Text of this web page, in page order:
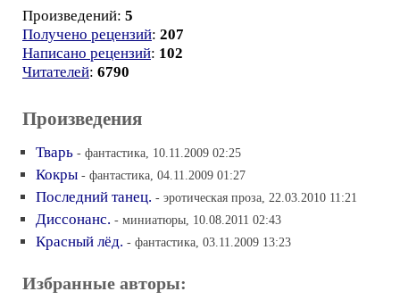
Произведений: 5
Получено рецензий: 207
Написано рецензий: 102
Читателей: 6790
Произведения
Тварь - фантастика, 10.11.2009 02:25
Кокры - фантастика, 04.11.2009 01:27
Последний танец. - эротическая проза, 22.03.2010 11:21
Диссонанс. - миниатюры, 10.08.2011 02:43
Красный лёд. - фантастика, 03.11.2009 13:23
Избранные авторы: